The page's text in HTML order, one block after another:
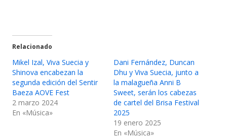
Relacionado
Mikel Izal, Viva Suecia y
Shinova encabezan la
segunda edición del Sentir
Baeza AOVE Fest
2 marzo 2024
En «Música»
Dani Fernández, Duncan
Dhu y Viva Suecia, junto a
la malagueña Anni B
Sweet, serán los cabezas
de cartel del Brisa Festival
2025
19 enero 2025
En «Música»